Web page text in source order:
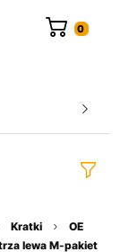
Kratki
OE
lewa M-pakiet